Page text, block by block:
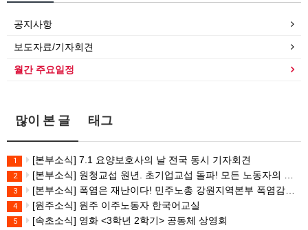
공지사항
보도자료/기자회견
월간 주요일정
많이 본 글 태그
1 [본부소식] 7.1 요양보호사의 날 전국 동시 기자회견
2 [본부소식] 원청교섭 원년. 초기업교섭 돌파! 모든 노동자의 노동기본권 쟁취! 민주노총 7.15 총파업대회
3 [본부소식] 폭염은 재난이다! 민주노총 강원지역본부 폭염감시단 선포 기자회견
4 [원주소식] 원주 이주노동자 한국어교실
5 [속초소식] 영화 <3학년 2학기> 공동체 상영회